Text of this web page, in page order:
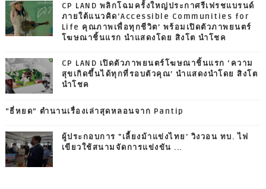
CP LAND พลิกโฉมครั้งใหญ่ประกาศรีเฟรชแบรนด์
ภายใต้แนวคิด‘Accessible Communities for
Life คุณภาพเพื่อทุกชีวิต’ พร้อมเปิดตัวภาพยนตร์
โฆษณาชิ้นแรก นำแสดงโดย สิงโต นำโชค
CP LAND เปิดตัวภาพยนตร์โฆษณาชิ้นแรก ‘ความ
สุขเกิดขึ้นได้ทุกที่รอบตัวคุณ’ นำแสดงนำโดย สิงโต
นำโชค
“ธี่หยด” ตำนานเรื่องเล่าสุดหลอนจาก Pantip
ผู้ประกอบการ "เลี้ยงม้าแข่งไทย' วิงวอน ทบ. ไฟ
เขียวใช้สนามจัดการแข่งขัน ...